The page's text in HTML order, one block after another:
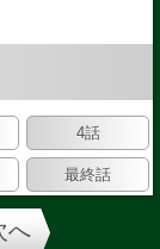
4話
最終話
へ